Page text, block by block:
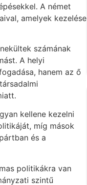
A német
amelyek kezelése
számának
A helyi
hanem az ő
kellene kezelni
míg mások
és a
politikákra van
szintű